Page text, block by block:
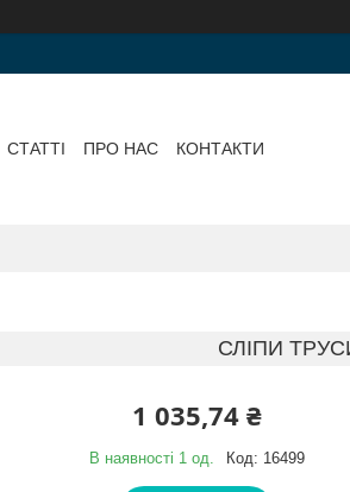
СТАТТІ ПРО НАС КОНТАКТИ
СЛІПИ
1 035,74 ₴
В наявності 1 од. Код: 16499